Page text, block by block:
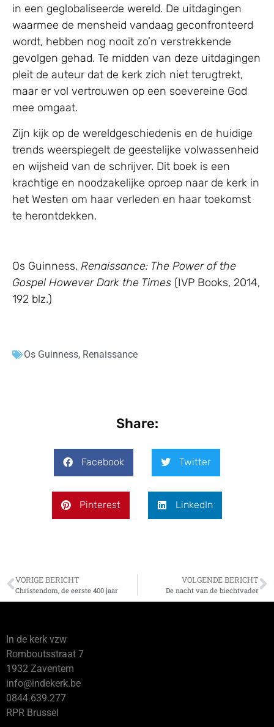
in een geglobaliseerde wereld. De uitdagingen
waarmee de mensheid vandaag geconfronteerd
wordt, hebben nog nooit zo’n verstrekkende
gevolgen gehad. Te midden van deze uitdagingen
pleit de auteur dat de kerk zich niet terugtrekt,
maar er vol vertrouwen op een soevereine God
mee omgaat.
Zijn kijk op de wereldgeschiedenis en de huidige
trends weerspiegelt de geestelijke volwassenheid
en wijsheid van de schrijver. Dit boek is een
krachtige en noodzakelijke oproep naar de kerk in
het Westen om haar verleden en haar toekomst
te herontdekken.
Os Guinness, Renaissance: The Power of the
Gospel However Dark the Times (IVP Books, 2014,
192 blz.)
Os Guinness, Renaissance
Share:
Facebook Twitter
Pinterest LinkedIn
VORIGE BERICHT
Christendom, de eerste 400 jaar
VOLGENDE BERICHT
De nacht van de biechtvader
In de kerk vzw
Romboutsstraat 7
1932 Zaventem
info@indekerk.be
0844.639.277
RPR Brussel